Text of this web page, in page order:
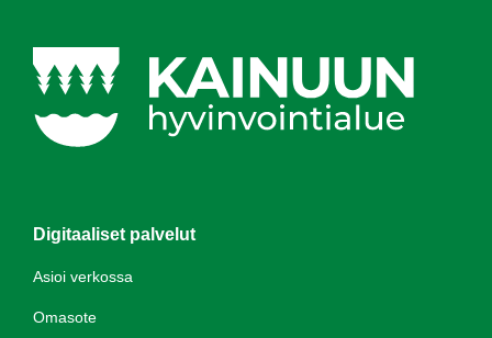
Digitaaliset palvelut
Asioi verkossa
Omasote